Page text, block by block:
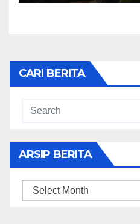
CARI BERITA
ARSIP BERITA
ARSIP